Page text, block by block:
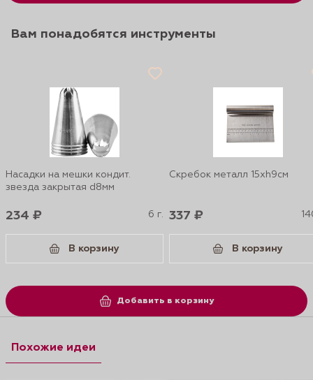
Вам понадобятся инструменты
Насадки на мешки кондит.
звезда закрытая d8мм
234 ₽ 6 г.
В корзину
Скребок металл 15xh9см
337 ₽
В корзину
Добавить в корзину
Похожие идеи